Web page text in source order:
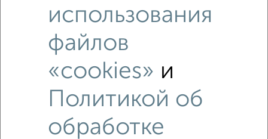
использования
файлов
«cookies» и
Политикой об
обработке